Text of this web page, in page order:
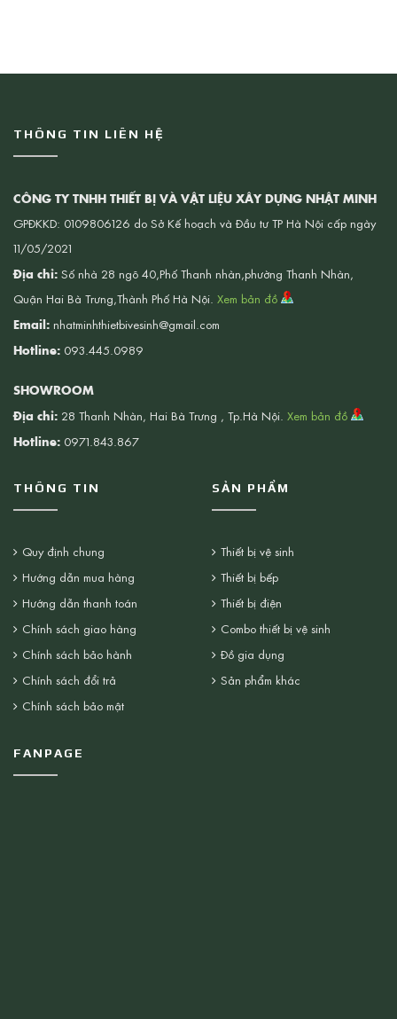
THÔNG TIN LIÊN HỆ
CÔNG TY TNHH THIẾT BỊ VÀ VẬT LIỆU XÂY DỰNG NHẬT MINH
GPĐKKD: 0109806126 do Sở Kế hoạch và Đầu tư TP Hà Nội cấp ngày
11/05/2021
Địa chỉ: Số nhà 28 ngõ 40,Phố Thanh nhàn,phường Thanh Nhàn,
Quận Hai Bà Trưng,Thành Phố Hà Nội. Xem bản đồ
Email: nhatminhthietbivesinh@gmail.com
Hotline: 093.445.0989
SHOWROOM
Địa chỉ: 28 Thanh Nhàn, Hai Bà Trưng , Tp.Hà Nội. Xem bản đồ
Hotline: 0971.843.867
THÔNG TIN
Quy định chung
Hướng dẫn mua hàng
Hướng dẫn thanh toán
Chính sách giao hàng
Chính sách bảo hành
Chính sách đổi trả
Chính sách bảo mật
SẢN PHẨM
Thiết bị vệ sinh
Thiết bị bếp
Thiết bị điện
Combo thiết bị vệ sinh
Đồ gia dụng
Sản phẩm khác
FANPAGE